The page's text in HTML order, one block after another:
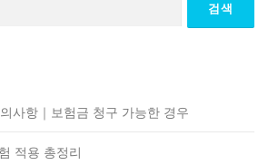
사항｜보험금 청구 가능한 경우
적용 총정리